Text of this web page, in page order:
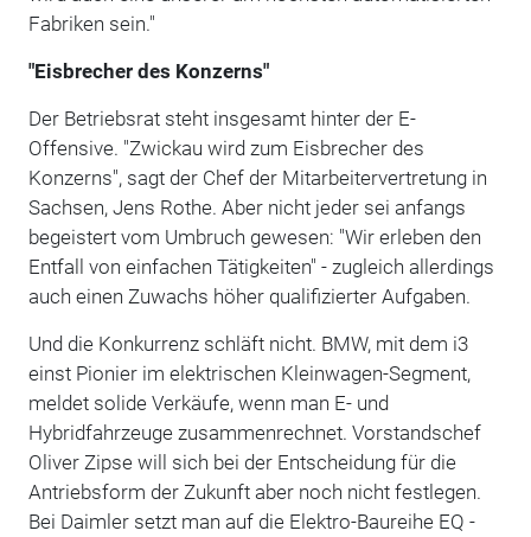
Fabriken sein."
"Eisbrecher des Konzerns"
Der Betriebsrat steht insgesamt hinter der E-
Offensive. "Zwickau wird zum Eisbrecher des
Konzerns", sagt der Chef der Mitarbeitervertretung in
Sachsen, Jens Rothe. Aber nicht jeder sei anfangs
begeistert vom Umbruch gewesen: "Wir erleben den
Entfall von einfachen Tätigkeiten" - zugleich allerdings
auch einen Zuwachs höher qualifizierter Aufgaben.
Und die Konkurrenz schläft nicht. BMW, mit dem i3
einst Pionier im elektrischen Kleinwagen-Segment,
meldet solide Verkäufe, wenn man E- und
Hybridfahrzeuge zusammenrechnet. Vorstandschef
Oliver Zipse will sich bei der Entscheidung für die
Antriebsform der Zukunft aber noch nicht festlegen.
Bei Daimler setzt man auf die Elektro-Baureihe EQ -